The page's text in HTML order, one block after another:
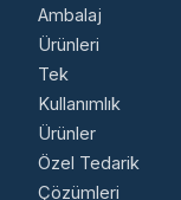
Ambalaj
Ürünleri
Tek
Kullanımlık
Ürünler
Özel Tedarik
Çözümleri